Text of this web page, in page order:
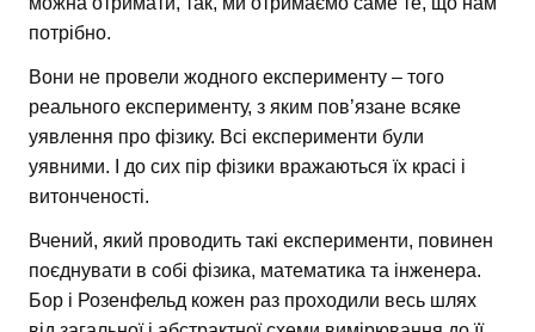
потрібно.
Вони не провели жодного експерименту – того
реального експерименту, з яким пов’язане всяке
уявлення про фізику. Всі експерименти були
уявними. І до сих пір фізики вражаються їх красі і
витонченості.
Вчений, який проводить такі експерименти, повинен
поєднувати в собі фізика, математика та інженера.
Бор і Розенфельд кожен раз проходили весь шлях